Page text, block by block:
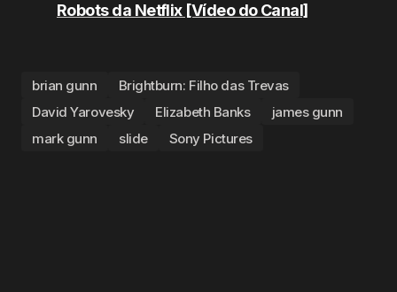
Robots da Netflix [Vídeo do Canal]
brian gunn
Brightburn: Filho das Trevas
David Yarovesky
Elizabeth Banks
james gunn
mark gunn
slide Sony Pictures